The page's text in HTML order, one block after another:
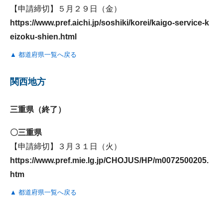
【申請締切】５月２９日（金）
https://www.pref.aichi.jp/soshiki/korei/kaigo-service-k
eizoku-shien.html
▲ 都道府県一覧へ戻る
関西地方
三重県（終了）
〇三重県
【申請締切】３月３１日（火）
https://www.pref.mie.lg.jp/CHOJUS/HP/m0072500205.
htm
▲ 都道府県一覧へ戻る